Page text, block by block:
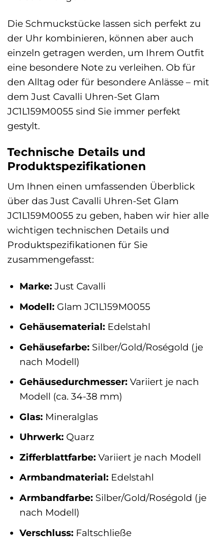
Die Schmuckstücke lassen sich perfekt zu
der Uhr kombinieren, können aber auch
einzeln getragen werden, um Ihrem Outfit
eine besondere Note zu verleihen. Ob für
den Alltag oder für besondere Anlässe – mit
dem Just Cavalli Uhren-Set Glam
JC1L159M0055 sind Sie immer perfekt
gestylt.
Technische Details und
Produktspezifikationen
Um Ihnen einen umfassenden Überblick
über das Just Cavalli Uhren-Set Glam
JC1L159M0055 zu geben, haben wir hier alle
wichtigen technischen Details und
Produktspezifikationen für Sie
zusammengefasst:
Marke:Just Cavalli
Modell:Glam JC1L159M0055
Gehäusematerial:Edelstahl
Gehäusefarbe:Silber/Gold/Roségold (je
nach Modell)
Gehäusedurchmesser:Variiert je nach
Modell (ca. 34-38 mm)
Glas:Mineralglas
Uhrwerk:Quarz
Zifferblattfarbe:Variiert je nach Modell
Armbandmaterial:Edelstahl
Armbandfarbe:Silber/Gold/Roségold (je
nach Modell)
Verschluss:Faltschließe